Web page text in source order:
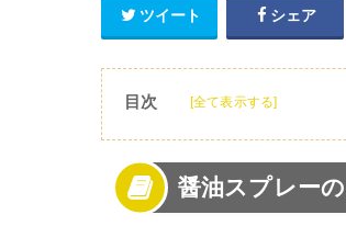
ツイート シェア
目次 [全て表示する]
3 醤油スプレーのおすすめ
4 醤油スプレーは種類もデ
醤油スプレー